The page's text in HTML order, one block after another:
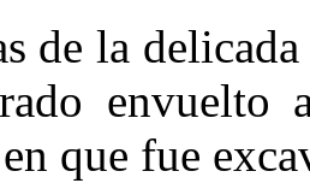
de la
envuelto
que fue